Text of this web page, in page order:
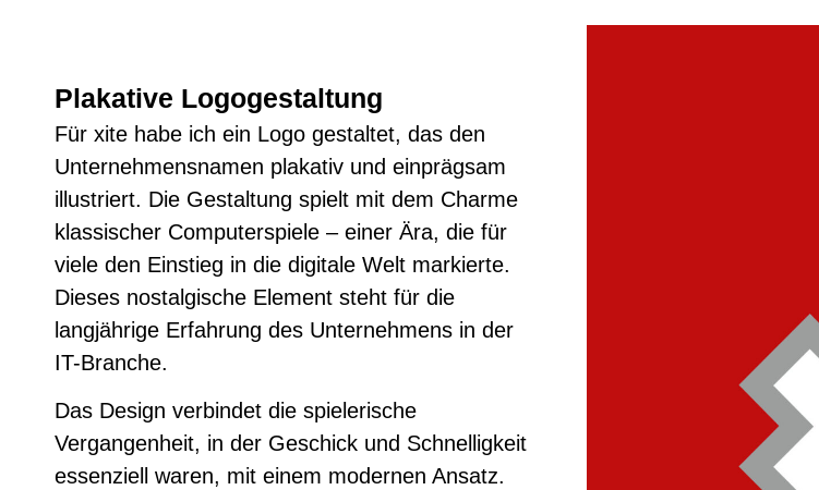
Plakative Logogestaltung
Für xite habe ich ein Logo gestaltet, das den
Unternehmensnamen plakativ und einprägsam
illustriert. Die Gestaltung spielt mit dem Charme
klassischer Computerspiele – einer Ära, die für
viele den Einstieg in die digitale Welt markierte.
Dieses nostalgische Element steht für die
langjährige Erfahrung des Unternehmens in der
IT-Branche.
Das Design verbindet die spielerische
Vergangenheit, in der Geschick und Schnelligkeit
essenziell waren, mit einem modernen Ansatz.